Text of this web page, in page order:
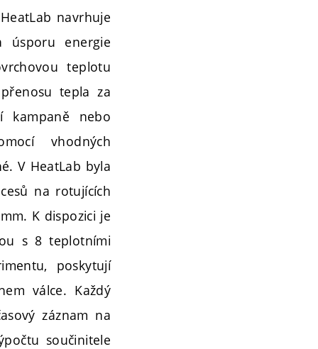
navrhuje
úsporu energie
teplotu
tepla za
kampaně nebo
vhodných
V HeatLab byla
na rotujících
K dispozici je
s 8 teplotními
poskytují
válce. Každý
záznam na
součinitele